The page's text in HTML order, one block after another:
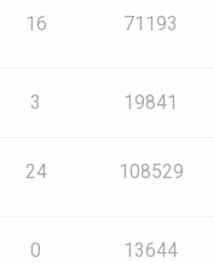
16 71193
3 19841
24 108529
0 13644